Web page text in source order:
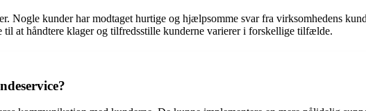
Nogle kunder har modtaget hurtige og hjælpsomme svar fra virksomhedens
at håndtere klager og tilfredsstille kunderne varierer i forskellige tilfælde.